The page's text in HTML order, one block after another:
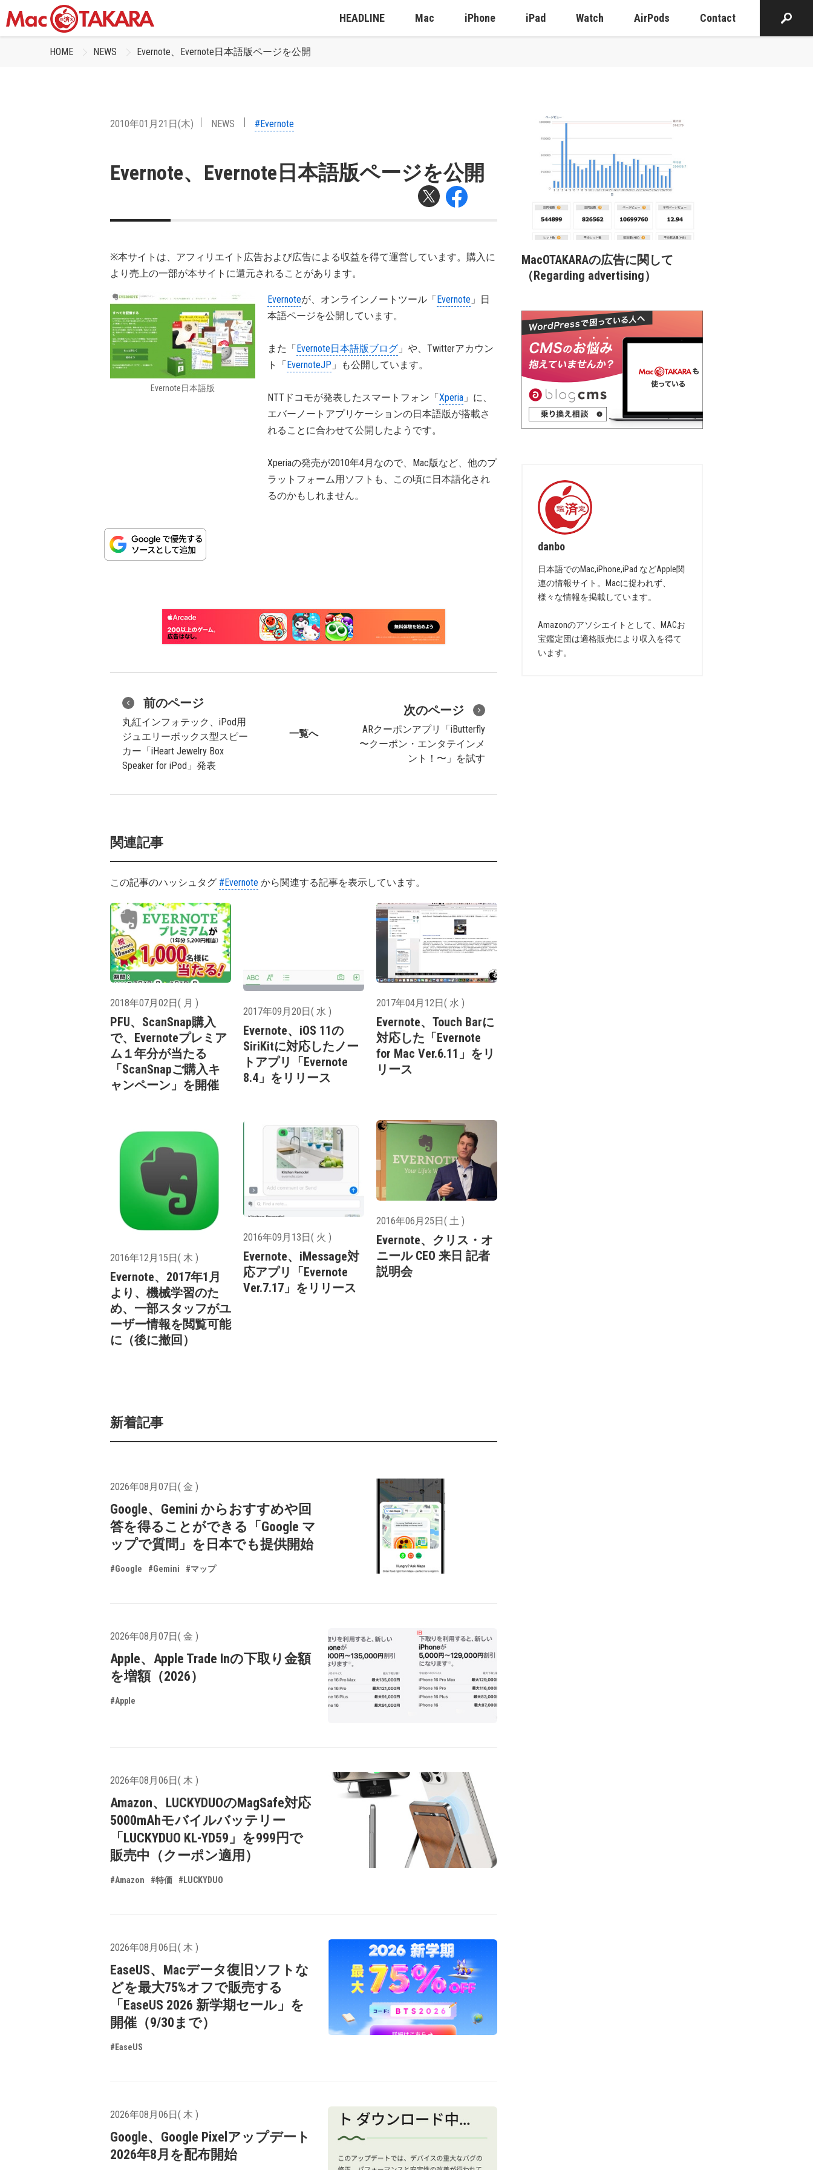
HEADLINE Mac iPhone iPad Watch AirPods Contact
HOME NEWS Evernote、Evernote日本語版ページを公開
2010年01月21日(木) NEWS #Evernote
Evernote、Evernote日本語版ページを公開
※本サイトは、アフィリエイト広告および広告による収益を得て運営しています。購入に
より売上の一部が本サイトに還元されることがあります。
Evernote日本語版
Evernoteが、オンラインノートツール「Evernote 」日
本語ページを公開しています。
また「Evernote日本語版ブログ 」や、Twitterアカウン
ト「EvernoteJP 」も公開しています。
NTTドコモが発表したスマートフォン「Xperia 」に、
エバーノートアプリケーションの日本語版が搭載さ
れることに合わせて公開したようです。
Xperiaの発売が2010年4月なので、Mac版など、他のプ
ラットフォーム用ソフトも、この頃に日本語化され
るのかもしれません。
前のページ
丸紅インフォテック、iPod用
ジュエリーボックス型スピー
カー「iHeart Jewelry Box
Speaker for iPod」発表
一覧へ
次のページ
ARクーポンアプリ「iButterfly
〜クーポン・エンタテインメ
ント！〜」を試す
関連記事
この記事のハッシュタグ #Evernote から関連する記事を表示しています。
2018年07月02日( 月 )
PFU、ScanSnap購入
で、Evernoteプレミア
ム１年分が当たる
「ScanSnapご購入キ
ャンペーン」を開催
2017年09月20日( 水 )
Evernote、iOS 11の
SiriKitに対応したノー
トアプリ「Evernote
8.4」をリリース
2017年04月12日( 水 )
Evernote、Touch Barに
対応した「Evernote
for Mac Ver.6.11」をリ
リース
2016年12月15日( 木 )
Evernote、2017年1月
より、機械学習のた
め、一部スタッフがユ
ーザー情報を閲覧可能
に（後に撤回）
2016年09月13日( 火 )
Evernote、iMessage対
応アプリ「Evernote
Ver.7.17」をリリース
2016年06月25日( 土 )
Evernote、クリス・オ
ニール CEO 来日 記者
説明会
新着記事
2026年08月07日( 金 )
Google、Gemini からおすすめや回
答を得ることができる「Google マ
ップで質問」を日本でも提供開始
#Google #Gemini #マップ
2026年08月07日( 金 )
Apple、Apple Trade Inの下取り金額
を増額（2026）
#Apple
2026年08月06日( 木 )
Amazon、LUCKYDUOのMagSafe対応
5000mAhモバイルバッテリー
「LUCKYDUO KL-YD59」を999円で
販売中（クーポン適用）
#Amazon #特価 #LUCKYDUO
2026年08月06日( 木 )
EaseUS、Macデータ復旧ソフトな
どを最大75%オフで販売する
「EaseUS 2026 新学期セール」を
開催（9/30まで）
#EaseUS
2026年08月06日( 木 )
Google、Google Pixelアップデート
2026年8月を配布開始
MacOTAKARAの広告に関して
（Regarding advertising）
danbo
日本語でのMac,iPhone,iPad などApple関
連の情報サイト。Macに捉われず、
様々な情報を掲載しています。
Amazonのアソシエイトとして、MACお
宝鑑定団は適格販売により収入を得て
います。